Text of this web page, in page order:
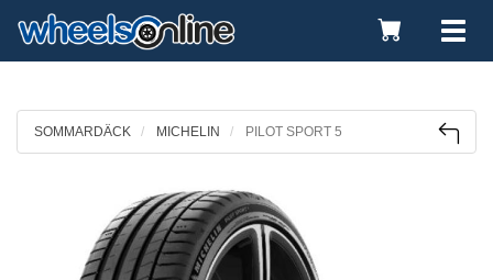
Toggle
Cart
SOMMARDÄCK MICHELIN PILOT SPORT 5